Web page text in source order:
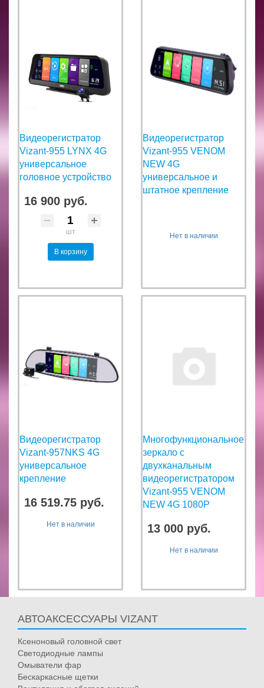
Видеорегистратор
Vizant-955 LYNX 4G
универсальное
головное устройство
16 900 руб.
шт
В корзину
Видеорегистратор
Vizant-955 VENOM
NEW 4G
универсальное и
штатное крепление
Нет в наличии
Видеорегистратор
Vizant-957NKS 4G
универсальное
крепление
16 519.75 руб.
Нет в наличии
Многофункциональное
зеркало с
двухканальным
видеорегистратором
Vizant-955 VENOM
NEW 4G 1080P
13 000 руб.
Нет в наличии
АВТОАКСЕССУАРЫ VIZANT
Ксеноновый головной свет
Светодиодные лампы
Омыватели фар
Бескаркасные щетки